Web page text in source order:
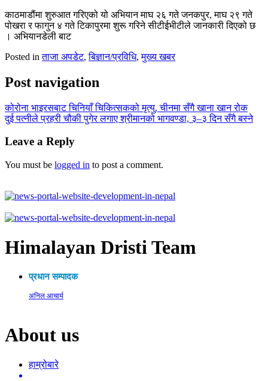
काठमाडौंमा शुरुआत गरिएको यो अभियान माघ २६ गते जनकपुर, माघ २९ गते
पोखरा र फागुन ४ गते टिकापुरमा शुरू गरिने सीटीईभीटीले जानकारी दिएको छ
। अभियानडेली बाट
Posted inताजा अपडेट,बिज्ञान/प्रविधि,मुख्य खबर
Post navigation
कोरोना भाइरसबाट चिनियाँ चिकित्सकको मृत्यु, चीनमा सँगै खाना खान रोक
दुई पत्नीले प्रहरी चौकी पुगेर लगाए श्रीमानको भागवण्डा, ३–३ दिन सँगै बस्ने
Leave a Reply
You must be logged in to post a comment.
Himalayan Dristi Team
प्रधान सम्पादक
अनिल आचार्य
About us
हाम्रोबारे